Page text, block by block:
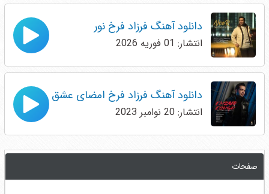
دانلود آهنگ فرزاد فرخ نور
انتشار: 01 فوریه 2026
دانلود آهنگ فرزاد فرخ امضای عشق
انتشار: 20 نوامبر 2023
صفحات